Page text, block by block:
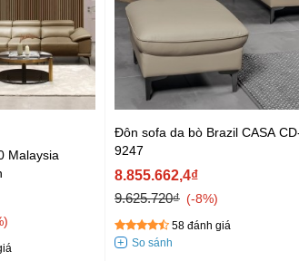
Malaysia
Đôn sofa da bò Brazil CASA
9247
8.855.662,4₫
9.625.720₫
-8%
58 đánh giá